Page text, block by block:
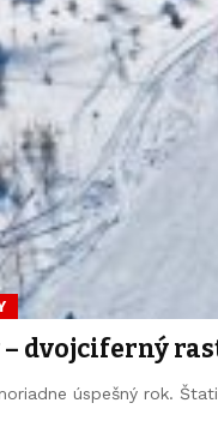
dvojciferný
úspešný rok.